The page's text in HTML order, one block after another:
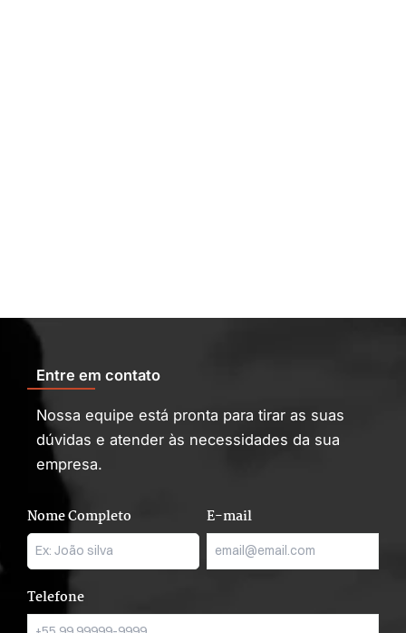
Entre em contato
Nossa equipe está pronta para tirar as suas
dúvidas e atender às necessidades da sua
empresa.
Nome Completo E-mail
Telefone